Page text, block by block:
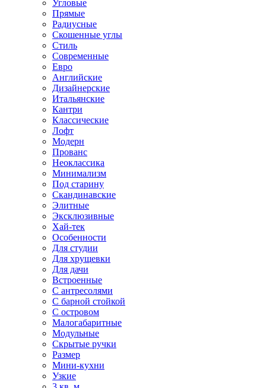
Угловые
Прямые
Радиусные
Скошенные углы
Стиль
Современные
Евро
Английские
Дизайнерские
Итальянские
Кантри
Классические
Лофт
Модерн
Прованс
Неоклассика
Минимализм
Под старину
Скандинавские
Элитные
Эксклюзивные
Хай-тек
Особенности
Для студии
Для хрущевки
Для дачи
Встроенные
С антресолями
С барной стойкой
С островом
Малогабаритные
Модульные
Скрытые ручки
Размер
Мини-кухни
Узкие